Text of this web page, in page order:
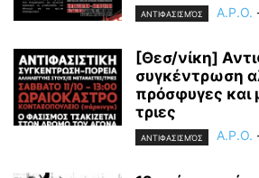
ΣΥΛΛΟΓΙΚΟΤΗΤΕΣ
ΦΎΣΗ
ΑΝΤΙΦΑΣΙΣΜΌΣ A.P.O.
[Θεσ/νίκη]
συγκέντρωση
πρόσφυγες και
τριες
ΑΝΤΙΦΑΣΙΣΜΌΣ A.P.O.